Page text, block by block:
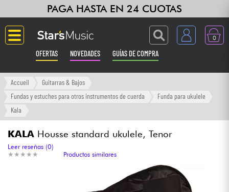
PAGA HASTA EN 24 CUOTAS
0
OFERTAS NOVEDADES GUÍAS DE COMPRA
Langue
Ampli & Efectos
Sintetizadores & samplers
Accueil
Guitarras & Bajos
Fundas y estuches para otros instrumentos de cuerda
Funda para ukulele
Kala
KALA Housse standard ukulele, Tenor
★ ★ ★ ★ ★
★ ★ ★ ★ ★
Leer reseñas (0)
Productos similares